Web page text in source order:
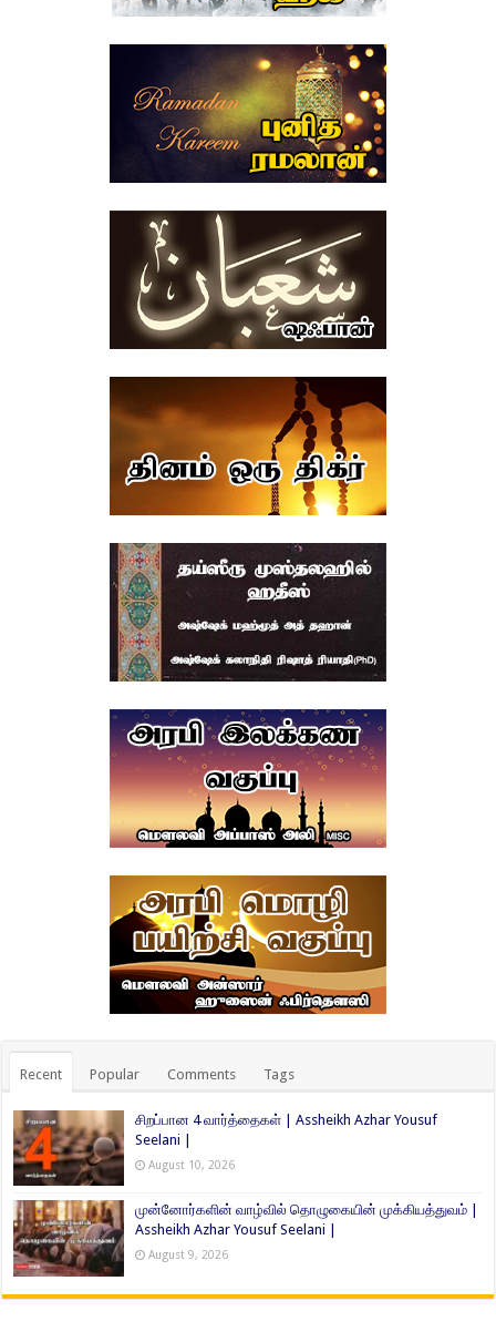
Recent Popular Comments Tags
சிறப்பான 4 வார்த்தைகள் | Assheikh Azhar Yousuf
Seelani |
August 10, 2026
முன்னோர்களின் வாழ்வில் தொழுகையின் முக்கியத்துவம் |
Assheikh Azhar Yousuf Seelani |
August 9, 2026